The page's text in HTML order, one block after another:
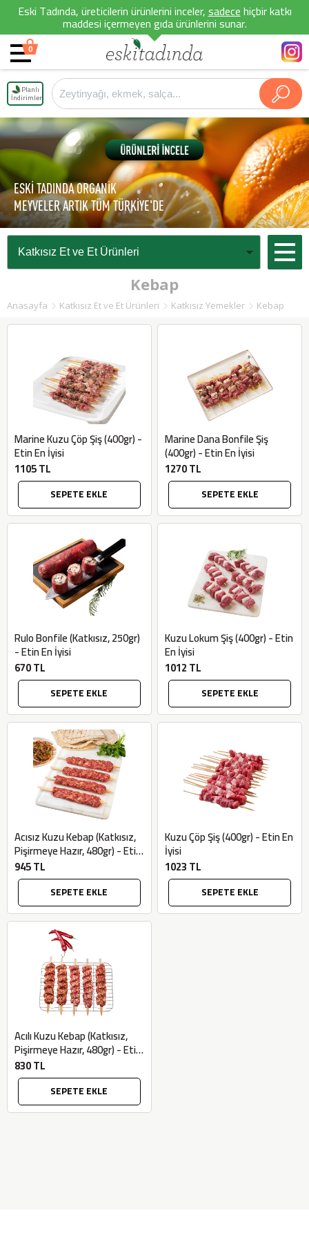
Eski Tadında, üreticilerin ürünlerini inceler,sadecehiçbir katkı
maddesi içermeyen gıda ürünlerini sunar.
0
Planlı
İndirimler
ESKİ TADINDA ORGANİK
MEYVELER ARTIK TÜM TÜRKİYE'DE
Kebap
Anasayfa Katkısız Et ve Et Ürünleri Katkısız Yemekler Kebap
Marine Kuzu Çöp Şiş (400gr) -
Etin En İyisi
1105 TL
SEPETE EKLE
Marine Dana Bonfile Şiş
(400gr) - Etin En İyisi
1270 TL
SEPETE EKLE
Rulo Bonfile (Katkısız, 250gr)
- Etin En İyisi
670 TL
SEPETE EKLE
Kuzu Lokum Şiş (400gr) - Etin
En İyisi
1012 TL
SEPETE EKLE
Acısız Kuzu Kebap (Katkısız,
Pişirmeye Hazır, 480gr) - Etin
En İyisi
945 TL
SEPETE EKLE
Kuzu Çöp Şiş (400gr) - Etin En
İyisi
1023 TL
SEPETE EKLE
Acılı Kuzu Kebap (Katkısız,
Pişirmeye Hazır, 480gr) - Etin
En İyisi
830 TL
SEPETE EKLE